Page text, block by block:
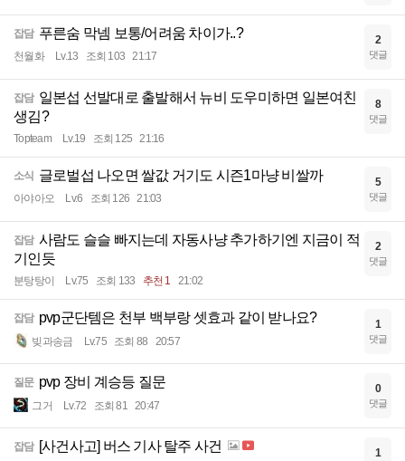
잡담 푸른숨 막넴 보통/어려움 차이가..?
천월화 Lv.13 조회 103 21:17
2
댓글
잡담 일본섭 선발대로 출발해서 뉴비 도우미하면 일본여친
생김?
Topteam Lv.19 조회 125 21:16
8
댓글
소식 글로벌섭 나오면 쌀값 거기도 시즌1마냥 비쌀까
아야아오 Lv.6 조회 126 21:03
5
댓글
잡담 사람도 슬슬 빠지는데 자동사냥 추가하기엔 지금이 적
기인듯
분탕탕이 Lv.75 조회 133 추천 1 21:02
2
댓글
잡담 pvp군단템은 천부 백부랑 셋효과 같이 받나요?
빚과송금 Lv.75 조회 88 20:57
1
댓글
질문 pvp 장비 계승등 질문
그거 Lv.72 조회 81 20:47
0
댓글
잡담 [사건사고] 버스 기사 탈주 사건 1